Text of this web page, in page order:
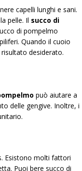
capelli lunghi e sani.
pelle. Il succo di
di pompelmo
Quando il cuoio
desiderato.
può aiutare a
delle gengive. Inoltre, i
Esistono molti fattori
Puoi bere succo di